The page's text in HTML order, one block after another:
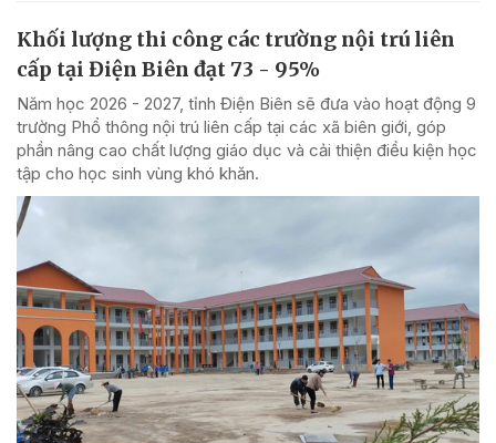
Khối lượng thi công các trường nội trú liên
cấp tại Điện Biên đạt 73 - 95%
Năm học 2026 - 2027, tỉnh Điện Biên sẽ đưa vào hoạt động 9
trường Phổ thông nội trú liên cấp tại các xã biên giới, góp
phần nâng cao chất lượng giáo dục và cải thiện điều kiện học
tập cho học sinh vùng khó khăn.